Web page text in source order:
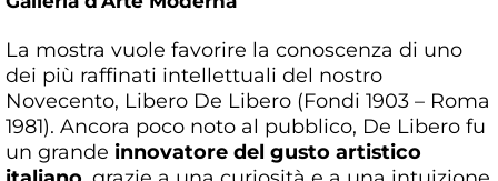
La mostra vuole favorire la conoscenza di uno
dei più raffinati intellettuali del nostro
Novecento, Libero De Libero (Fondi 1903 – Roma
1981). Ancora poco noto al pubblico, De Libero fu
un grande innovatore del gusto artistico